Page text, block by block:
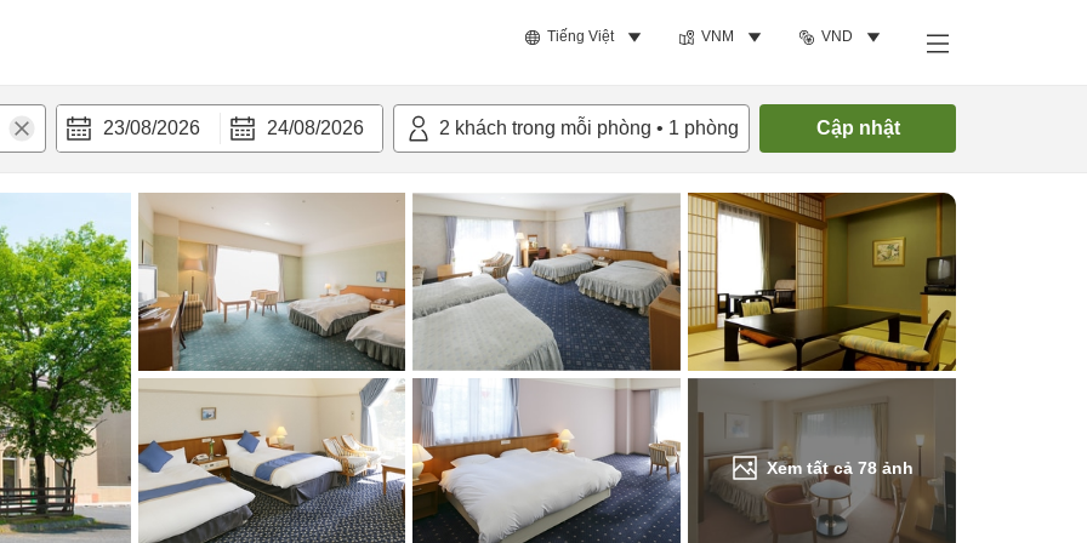
Tiếng Việt VNM VND
23/08/2026 24/08/2026 2 khách trong mỗi phòng • 1 phòng Cập nhật
Xem tất cả78 ảnh
bật Tiện nghi Tìm phòng trống